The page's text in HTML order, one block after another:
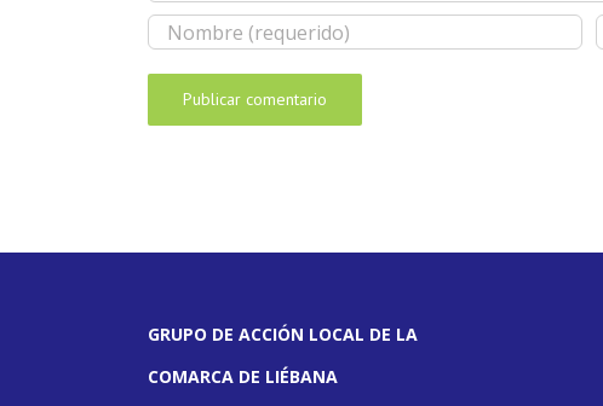
GRUPO DE ACCIÓN LOCAL DE LA
COMARCA DE LIÉBANA